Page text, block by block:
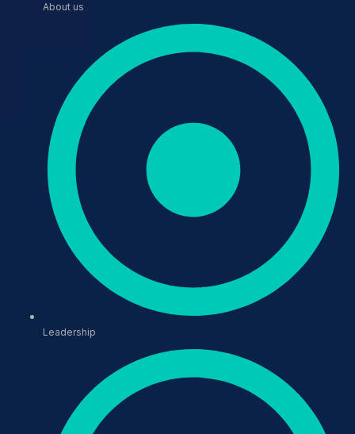
About us
Leadership